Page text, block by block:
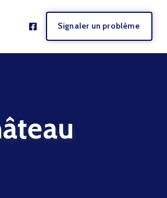
Signaler un problème